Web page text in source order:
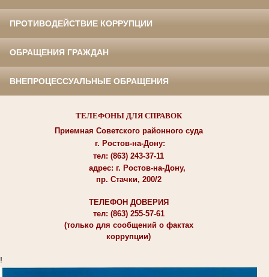
ПРОТИВОДЕЙСТВИЕ КОРРУПЦИИ
ОБРАЩЕНИЯ ГРАЖДАН
ВНЕПРОЦЕССУАЛЬНЫЕ ОБРАЩЕНИЯ
ТЕЛЕФОНЫ ДЛЯ СПРАВОК
Приемная Советского районного суда
г. Ростов-на-Дону:
тел: (863) 243-37-11
адрес: г. Ростов-на-Дону,
пр. Стачки, 200/2
ТЕЛЕФОН ДОВЕРИЯ
тел: (863) 255-57-61
(только для сообщений о фактах
коррупции)
!